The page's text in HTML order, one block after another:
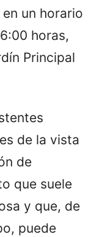
un horario
horas,
Principal
de la vista
de
que suele
y que, de
puede